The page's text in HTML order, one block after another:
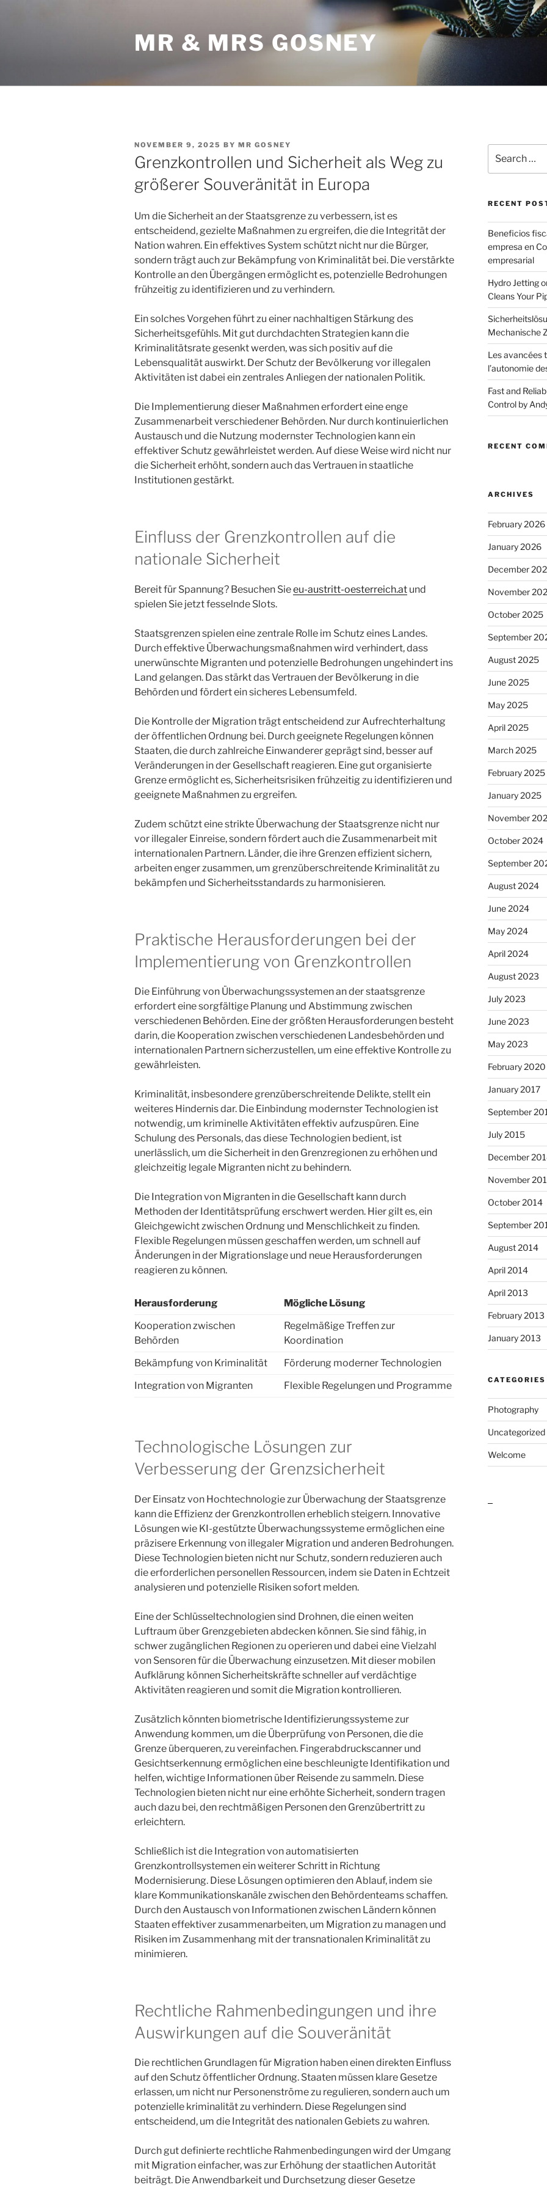
MR & MRS GOSNEY
POSTED
ON
NOVEMBER 9, 2025 BY MR GOSNEY
Grenzkontrollen und Sicherheit als Weg zu
größerer Souveränität in Europa
Um die Sicherheit an der Staatsgrenze zu verbessern, ist es
entscheidend, gezielte Maßnahmen zu ergreifen, die die Integrität der
Nation wahren. Ein effektives System schützt nicht nur die Bürger,
sondern trägt auch zur Bekämpfung von Kriminalität bei. Die verstärkte
Kontrolle an den Übergängen ermöglicht es, potenzielle Bedrohungen
frühzeitig zu identifizieren und zu verhindern.
Ein solches Vorgehen führt zu einer nachhaltigen Stärkung des
Sicherheitsgefühls. Mit gut durchdachten Strategien kann die
Kriminalitätsrate gesenkt werden, was sich positiv auf die
Lebensqualität auswirkt. Der Schutz der Bevölkerung vor illegalen
Aktivitäten ist dabei ein zentrales Anliegen der nationalen Politik.
Die Implementierung dieser Maßnahmen erfordert eine enge
Zusammenarbeit verschiedener Behörden. Nur durch kontinuierlichen
Austausch und die Nutzung modernster Technologien kann ein
effektiver Schutz gewährleistet werden. Auf diese Weise wird nicht nur
die Sicherheit erhöht, sondern auch das Vertrauen in staatliche
Institutionen gestärkt.
Einfluss der Grenzkontrollen auf die
nationale Sicherheit
Bereit für Spannung? Besuchen Sieeu-austritt-oesterreich.at und
spielen Sie jetzt fesselnde Slots.
Staatsgrenzen spielen eine zentrale Rolle im Schutz eines Landes.
Durch effektive Überwachungsmaßnahmen wird verhindert, dass
unerwünschte Migranten und potenzielle Bedrohungen ungehindert ins
Land gelangen. Das stärkt das Vertrauen der Bevölkerung in die
Behörden und fördert ein sicheres Lebensumfeld.
Die Kontrolle der Migration trägt entscheidend zur Aufrechterhaltung
der öffentlichen Ordnung bei. Durch geeignete Regelungen können
Staaten, die durch zahlreiche Einwanderer geprägt sind, besser auf
Veränderungen in der Gesellschaft reagieren. Eine gut organisierte
Grenze ermöglicht es, Sicherheitsrisiken frühzeitig zu identifizieren und
geeignete Maßnahmen zu ergreifen.
Zudem schützt eine strikte Überwachung der Staatsgrenze nicht nur
vor illegaler Einreise, sondern fördert auch die Zusammenarbeit mit
internationalen Partnern. Länder, die ihre Grenzen effizient sichern,
arbeiten enger zusammen, um grenzüberschreitende Kriminalität zu
bekämpfen und Sicherheitsstandards zu harmonisieren.
Praktische Herausforderungen bei der
Implementierung von Grenzkontrollen
Die Einführung von Überwachungssystemen an der staatsgrenze
erfordert eine sorgfältige Planung und Abstimmung zwischen
verschiedenen Behörden. Eine der größten Herausforderungen besteht
darin, die Kooperation zwischen verschiedenen Landesbehörden und
internationalen Partnern sicherzustellen, um eine effektive Kontrolle zu
gewährleisten.
Kriminalität, insbesondere grenzüberschreitende Delikte, stellt ein
weiteres Hindernis dar. Die Einbindung modernster Technologien ist
notwendig, um kriminelle Aktivitäten effektiv aufzuspüren. Eine
Schulung des Personals, das diese Technologien bedient, ist
unerlässlich, um die Sicherheit in den Grenzregionen zu erhöhen und
gleichzeitig legale Migranten nicht zu behindern.
Die Integration von Migranten in die Gesellschaft kann durch
Methoden der Identitätsprüfung erschwert werden. Hier gilt es, ein
Gleichgewicht zwischen Ordnung und Menschlichkeit zu finden.
Flexible Regelungen müssen geschaffen werden, um schnell auf
Änderungen in der Migrationslage und neue Herausforderungen
reagieren zu können.
Herausforderung
Mögliche Lösung
Kooperation zwischen
Behörden
Regelmäßige Treffen zur
Koordination
Bekämpfung von Kriminalität
Förderung moderner Technologien
Integration von Migranten
Flexible Regelungen und Programme
Technologische Lösungen zur
Verbesserung der Grenzsicherheit
Der Einsatz von Hochtechnologie zur Überwachung der Staatsgrenze
kann die Effizienz der Grenzkontrollen erheblich steigern. Innovative
Lösungen wie KI-gestützte Überwachungssysteme ermöglichen eine
präzisere Erkennung von illegaler Migration und anderen Bedrohungen.
Diese Technologien bieten nicht nur Schutz, sondern reduzieren auch
die erforderlichen personellen Ressourcen, indem sie Daten in Echtzeit
analysieren und potenzielle Risiken sofort melden.
Eine der Schlüsseltechnologien sind Drohnen, die einen weiten
Luftraum über Grenzgebieten abdecken können. Sie sind fähig, in
schwer zugänglichen Regionen zu operieren und dabei eine Vielzahl
von Sensoren für die Überwachung einzusetzen. Mit dieser mobilen
Aufklärung können Sicherheitskräfte schneller auf verdächtige
Aktivitäten reagieren und somit die Migration kontrollieren.
Zusätzlich könnten biometrische Identifizierungssysteme zur
Anwendung kommen, um die Überprüfung von Personen, die die
Grenze überqueren, zu vereinfachen. Fingerabdruckscanner und
Gesichtserkennung ermöglichen eine beschleunigte Identifikation und
helfen, wichtige Informationen über Reisende zu sammeln. Diese
Technologien bieten nicht nur eine erhöhte Sicherheit, sondern tragen
auch dazu bei, den rechtmäßigen Personen den Grenzübertritt zu
erleichtern.
Schließlich ist die Integration von automatisierten
Grenzkontrollsystemen ein weiterer Schritt in Richtung
Modernisierung. Diese Lösungen optimieren den Ablauf, indem sie
klare Kommunikationskanäle zwischen den Behördenteams schaffen.
Durch den Austausch von Informationen zwischen Ländern können
Staaten effektiver zusammenarbeiten, um Migration zu managen und
Risiken im Zusammenhang mit der transnationalen Kriminalität zu
minimieren.
Rechtliche Rahmenbedingungen und ihre
Auswirkungen auf die Souveränität
Die rechtlichen Grundlagen für Migration haben einen direkten Einfluss
auf den Schutz öffentlicher Ordnung. Staaten müssen klare Gesetze
erlassen, um nicht nur Personenströme zu regulieren, sondern auch um
potenzielle kriminalität zu verhindern. Diese Regelungen sind
entscheidend, um die Integrität des nationalen Gebiets zu wahren.
Durch gut definierte rechtliche Rahmenbedingungen wird der Umgang
mit Migration einfacher, was zur Erhöhung der staatlichen Autorität
beiträgt. Die Anwendbarkeit und Durchsetzung dieser Gesetze
for:
RECENT
Beneficios
empresa en
empresarial
Hydro Jetting
Cleans Your
Mechanische
Les avancées
l’autonomie
Fast and
Control by
RECENT
ARCHIVES
February 2026
January 2026
December
November
October 2025
September
August 2025
June 2025
May 2025
April 2025
March 2025
February 2025
January 2025
November
October 2024
September
August 2024
June 2024
May 2024
April 2024
August 2023
July 2023
June 2023
May 2023
February 2020
January 2017
September
July 2015
December
November
October 2014
September
August 2014
April 2014
April 2013
February 2013
January 2013
CATEGORIES
Photography
Uncategorized
Welcome